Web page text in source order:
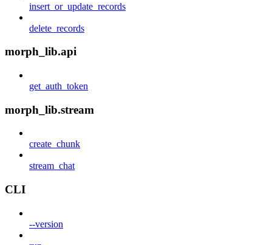
insert_or_update_records
delete_records
morph_lib.api
get_auth_token
morph_lib.stream
create_chunk
stream_chat
CLI
--version